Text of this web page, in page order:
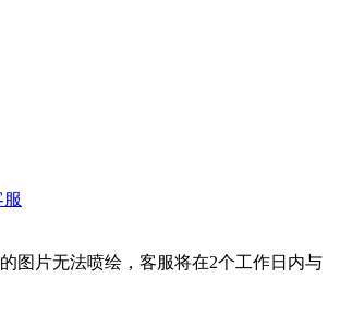
图片无法喷绘，客服将在2个工作日内与